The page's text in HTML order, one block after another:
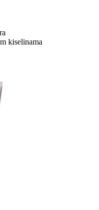
kiselinama